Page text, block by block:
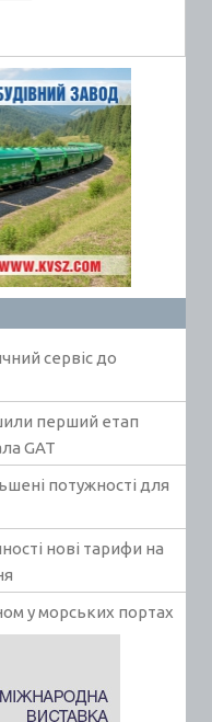
сервіс до
перший етап
GAT
потужності для
нові тарифи на
у морських портах